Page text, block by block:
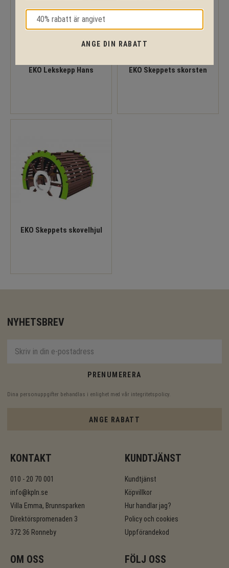
EKO Lekskepp Hans EKO Skeppets skorsten
EKO Skeppets skovelhjul
NYHETSBREV
PRENUMERERA
Dina personuppgifter behandlas i enlighet med vår integritetspolicy.
ANGE RABATT
KONTAKT
010 - 20 70 001
info@kpln.se
Villa Emma, Brunnsparken
Direktörspromenaden 3
372 36 Ronneby
KUNDTJÄNST
Kundtjänst
Köpvillkor
Hur handlar jag?
Policy och cookies
Uppförandekod
OM OSS FÖLJ OSS
ANGE DIN RABATT